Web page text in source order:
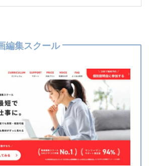
編集スクール